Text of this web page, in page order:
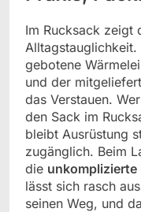
Im Rucksack zeigt
gebotene
und der
das Verstauen.
den Sack im
bleibt Ausrüstung
zugänglich. Beim
die unkomplizierte
lässt sich rasch
seinen Weg, und